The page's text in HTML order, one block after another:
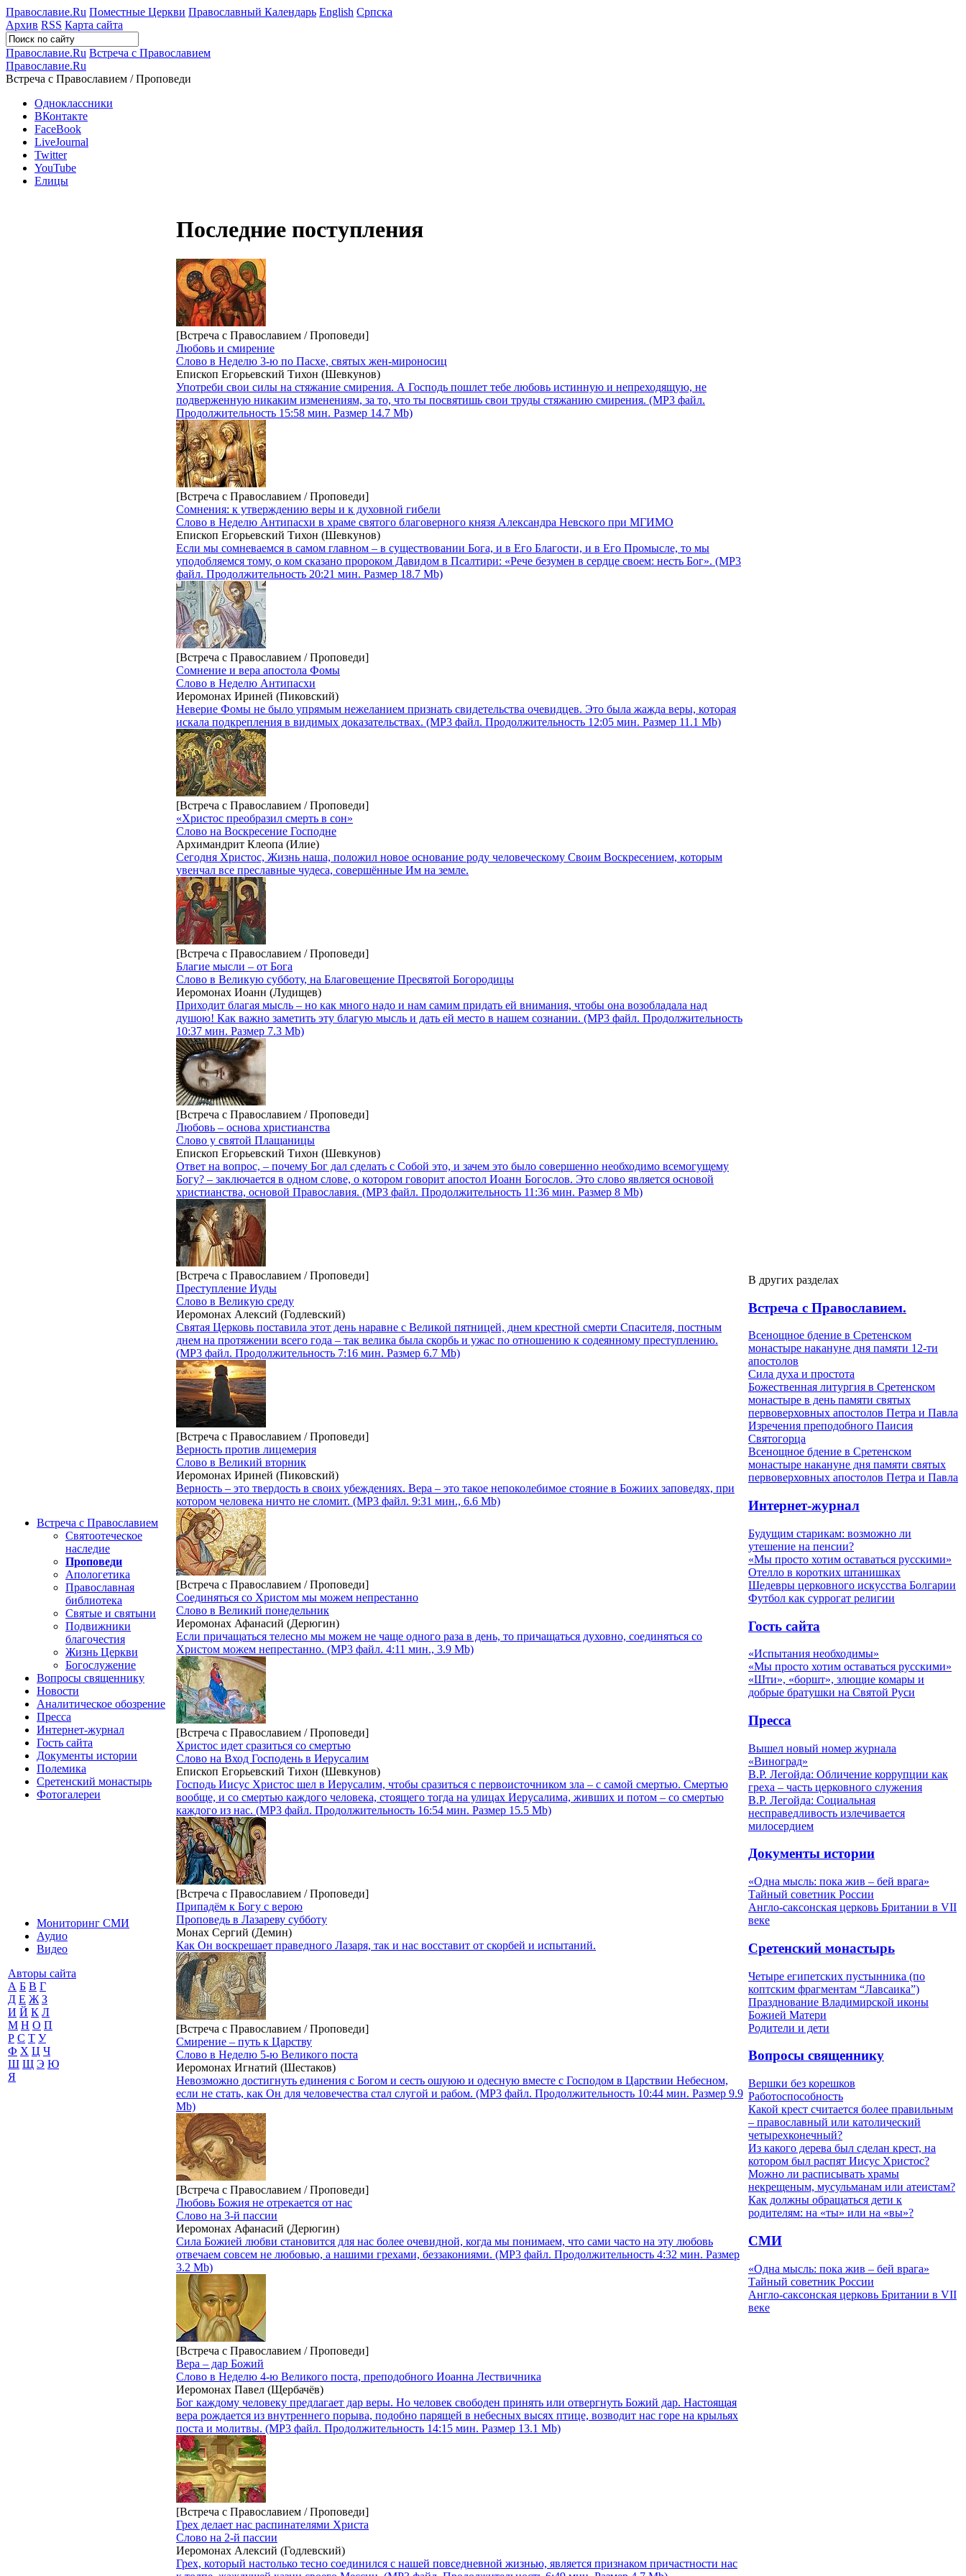
Православие.Ru Поместные Церкви Православный Календарь English Српска
Архив RSS Карта сайта
Православие.Ru Встреча с Православием
Православие.Ru
Встреча с Православием / Проповеди
Одноклассники
ВКонтакте
FaceBook
LiveJournal
Twitter
YouTube
Елицы
Встреча с Православием
Святоотеческое
наследие
Проповеди
Апологетика
Православная
библиотека
Святые и святыни
Подвижники
благочестия
Жизнь Церкви
Богослужение
Вопросы священнику
Новости
Аналитическое обозрение
Пресса
Интернет-журнал
Гость сайта
Документы истории
Полемика
Сретенский монастырь
Фотогалереи
Мониторинг СМИ
Аудио
Видео
Авторы сайта
А Б В Г
Д Е Ж З
И Й К Л
М Н О П
Р С Т У
Ф Х Ц Ч
Ш Щ Э Ю
Я
Последние поступления
[Встреча с Православием / Проповеди]
Любовь и смирение
Слово в Неделю 3-ю по Пасхе, святых жен-мироносиц
Епископ Егорьевский Тихон (Шевкунов)
Употреби свои силы на стяжание смирения. А Господь пошлет тебе любовь истинную и непреходящую, не
подверженную никаким изменениям, за то, что ты посвятишь свои труды стяжанию смирения. (MP3 файл.
Продолжительность 15:58 мин. Размер 14.7 Mb)
[Встреча с Православием / Проповеди]
Сомнения: к утверждению веры и к духовной гибели
Слово в Неделю Антипасхи в храме святого благоверного князя Александра Невского при МГИМО
Епископ Егорьевский Тихон (Шевкунов)
Если мы сомневаемся в самом главном – в существовании Бога, и в Его Благости, и в Его Промысле, то мы
уподобляемся тому, о ком сказано пророком Давидом в Псалтири: «Рече безумен в сердце своем: несть Бог». (MP3
файл. Продолжительность 20:21 мин. Размер 18.7 Mb)
[Встреча с Православием / Проповеди]
Сомнение и вера апостола Фомы
Слово в Неделю Антипасхи
Иеромонах Ириней (Пиковский)
Неверие Фомы не было упрямым нежеланием признать свидетельства очевидцев. Это была жажда веры, которая
искала подкрепления в видимых доказательствах. (MP3 файл. Продолжительность 12:05 мин. Размер 11.1 Mb)
[Встреча с Православием / Проповеди]
«Христос преобразил смерть в сон»
Слово на Воскресение Господне
Архимандрит Клеопа (Илие)
Сегодня Христос, Жизнь наша, положил новое основание роду человеческому Своим Воскресением, которым
увенчал все преславные чудеса, совершённые Им на земле.
[Встреча с Православием / Проповеди]
Благие мысли – от Бога
Слово в Великую субботу, на Благовещение Пресвятой Богородицы
Иеромонах Иоанн (Лудищев)
Приходит благая мысль – но как много надо и нам самим придать ей внимания, чтобы она возобладала над
душою! Как важно заметить эту благую мысль и дать ей место в нашем сознании. (MP3 файл. Продолжительность
10:37 мин. Размер 7.3 Mb)
[Встреча с Православием / Проповеди]
Любовь – основа христианства
Слово у святой Плащаницы
Епископ Егорьевский Тихон (Шевкунов)
Ответ на вопрос, – почему Бог дал сделать с Собой это, и зачем это было совершенно необходимо всемогущему
Богу? – заключается в одном слове, о котором говорит апостол Иоанн Богослов. Это слово является основой
христианства, основой Православия. (MP3 файл. Продолжительность 11:36 мин. Размер 8 Mb)
[Встреча с Православием / Проповеди]
Преступление Иуды
Слово в Великую среду
Иеромонах Алексий (Годлевский)
Святая Церковь поставила этот день наравне с Великой пятницей, днем крестной смерти Спасителя, постным
днем на протяжении всего года – так велика была скорбь и ужас по отношению к содеянному преступлению.
(MP3 файл. Продолжительность 7:16 мин. Размер 6.7 Mb)
[Встреча с Православием / Проповеди]
Верность против лицемерия
Слово в Великий вторник
Иеромонах Ириней (Пиковский)
Верность – это твердость в своих убеждениях. Вера – это такое непоколебимое стояние в Божиих заповедях, при
котором человека ничто не сломит. (MP3 файл. 9:31 мин., 6.6 Mb)
[Встреча с Православием / Проповеди]
Соединяться со Христом мы можем непрестанно
Слово в Великий понедельник
Иеромонах Афанасий (Дерюгин)
Если причащаться телесно мы можем не чаще одного раза в день, то причащаться духовно, соединяться со
Христом можем непрестанно. (MP3 файл. 4:11 мин., 3.9 Mb)
[Встреча с Православием / Проповеди]
Христос идет сразиться со смертью
Слово на Вход Господень в Иерусалим
Епископ Егорьевский Тихон (Шевкунов)
Господь Иисус Христос шел в Иерусалим, чтобы сразиться с первоисточником зла – с самой смертью. Смертью
вообще, и со смертью каждого человека, стоящего тогда на улицах Иерусалима, живших и потом – со смертью
каждого из нас. (MP3 файл. Продолжительность 16:54 мин. Размер 15.5 Mb)
[Встреча с Православием / Проповеди]
Припадём к Богу с верою
Проповедь в Лазареву субботу
Монах Сергий (Демин)
Как Он воскрешает праведного Лазаря, так и нас восставит от скорбей и испытаний.
[Встреча с Православием / Проповеди]
Смирение – путь к Царству
Слово в Неделю 5-ю Великого поста
Иеромонах Игнатий (Шестаков)
Невозможно достигнуть единения с Богом и сесть ошуюю и одесную вместе с Господом в Царствии Небесном,
если не стать, как Он для человечества стал слугой и рабом. (MP3 файл. Продолжительность 10:44 мин. Размер 9.9
Mb)
[Встреча с Православием / Проповеди]
Любовь Божия не отрекается от нас
Слово на 3-й пассии
Иеромонах Афанасий (Дерюгин)
Сила Божией любви становится для нас более очевидной, когда мы понимаем, что сами часто на эту любовь
отвечаем совсем не любовью, а нашими грехами, беззакониями. (MP3 файл. Продолжительность 4:32 мин. Размер
3.2 Mb)
[Встреча с Православием / Проповеди]
Вера – дар Божий
Слово в Неделю 4-ю Великого поста, преподобного Иоанна Лествичника
Иеромонах Павел (Щербачёв)
Бог каждому человеку предлагает дар веры. Но человек свободен принять или отвергнуть Божий дар. Настоящая
вера рождается из внутреннего порыва, подобно парящей в небесных высях птице, возводит нас горе на крыльях
поста и молитвы. (MP3 файл. Продолжительность 14:15 мин. Размер 13.1 Mb)
[Встреча с Православием / Проповеди]
Грех делает нас распинателями Христа
Слово на 2-й пассии
Иеромонах Алексий (Годлевский)
Грех, который настолько тесно соединился с нашей повседневной жизнью, является признаком причастности нас
В других разделах
Встреча с Православием.
Всенощное бдение в Сретенском
монастыре накануне дня памяти 12-ти
апостолов
Сила духа и простота
Божественная литургия в Сретенском
монастыре в день памяти святых
первоверховных апостолов Петра и Павла
Изречения преподобного Паисия
Святогорца
Всенощное бдение в Сретенском
монастыре накануне дня памяти святых
первоверховных апостолов Петра и Павла
Интернет-журнал
Будущим старикам: возможно ли
утешение на пенсии?
«Мы просто хотим оставаться русскими»
Отелло в коротких штанишках
Шедевры церковного искусства Болгарии
Футбол как суррогат религии
Гость сайта
«Испытания необходимы»
«Мы просто хотим оставаться русскими»
«Шти», «боршт», злющие комары и
добрые братушки на Святой Руси
Пресса
Вышел новый номер журнала
«Виноград»
В.Р. Легойда: Обличение коррупции как
греха – часть церковного служения
В.Р. Легойда: Социальная
несправедливость излечивается
милосердием
Документы истории
«Одна мысль: пока жив – бей врага»
Тайный советник России
Англо-саксонская церковь Британии в VII
веке
Сретенский монастырь
Четыре египетских пустынника (по
коптским фрагментам “Лавсаика”)
Празднование Владимирской иконы
Божией Матери
Родители и дети
Вопросы священнику
Вершки без корешков
Работоспособность
Какой крест считается более правильным
– православный или католический
четырехконечный?
Из какого дерева был сделан крест, на
котором был распят Иисус Христос?
Можно ли расписывать храмы
некрещеным, мусульманам или атеистам?
Как должны обращаться дети к
родителям: на «ты» или на «вы»?
СМИ
«Одна мысль: пока жив – бей врага»
Тайный советник России
Англо-саксонская церковь Британии в VII
веке